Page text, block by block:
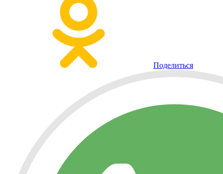
Поделиться